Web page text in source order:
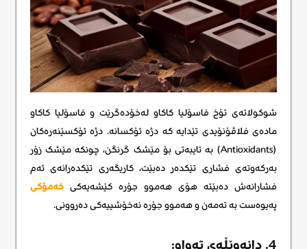
شوکولاتەی تۆخ فاسۆلیا کاکاو لەخۆدەگرێت و فاسۆلیا کاکاو
مادەی فلاڤۆنۆیدی تێدایە کە دژە ئۆکسانە. دژە ئۆکسێنەرەکان
(Antioxidants) بە تایبەتی بۆ مێشک گرنگن، چونکە مێشک زۆر
بەرکەوتەی فشاری تێکدەر دەبێت، کاریگەری تێکدەرانەی ئەم
فشارانەش دەبێتە هۆی هەموو جۆرە کێشەیەکی خەمۆکی
پەیوەست بە تەمەن و هەموو جۆرە نەخۆشییەکی دەروونی.
4. دانەوێڵەی تەواو: